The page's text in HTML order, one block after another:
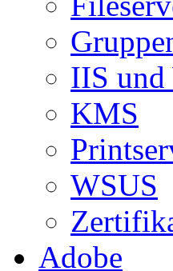
IIS und
KMS
WSUS
Adobe